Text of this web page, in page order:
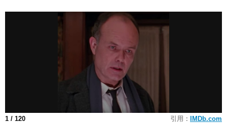
1 / 120 引用： IMDb.com